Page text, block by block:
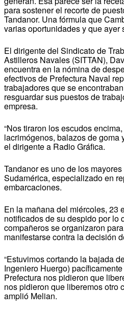
para sostener el recorte de
Tandanor. Una fórmula que
varias oportunidades y que ayer
El dirigente del Sindicato de
Astilleros Navales (SITTAN),
encuentra en la nómina de
efectivos de Prefectura Naval
trabajadores que se
resguardar sus puestos de
empresa.
“Nos tiraron los escudos
lacrimógenos, balazos de goma
el dirigente a Radio Gráfica.
Tandanor es uno de los
Sudamérica, especializado en
embarcaciones.
En la mañana del miércoles, 23
notificados de su despido por lo
compañeros se organizaron
manifestarse contra la decisión
“Estuvimos cortando la bajada
Ingeniero Huergo)
Prefectura nos pidieron que
nos pidieron que liberemos otro
amplió Melian.